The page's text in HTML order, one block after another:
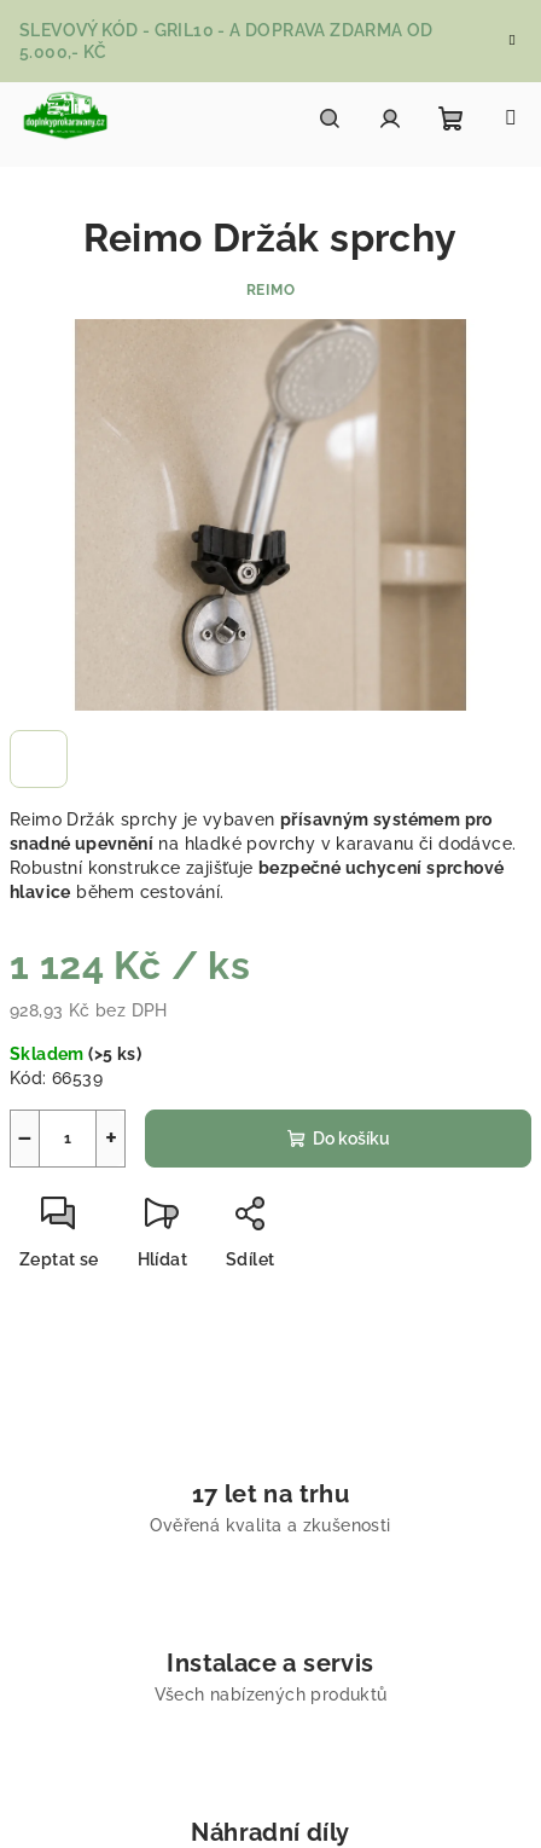
SLEVOVÝ KÓD - GRIL10 - A DOPRAVA ZDARMA OD
5.000,- KČ
Reimo Držák sprchy je vybaven přísavným systémem pro
snadné upevnění na hladké povrchy v karavanu či dodávce.
Robustní konstrukce zajišťuje bezpečné uchycení sprchové
hlavice během cestování.
1 124 Kč / ks
928,93 Kč bez DPH
Skladem(>5 ks)
Kód: 66539
+
− Do košíku
Zeptat se Hlídat Sdílet
Reimo Držák sprchy
REIMO
17 let na trhu
Ověřená kvalita a zkušenosti
Instalace a servis
Všech nabízených produktů
Náhradní díly